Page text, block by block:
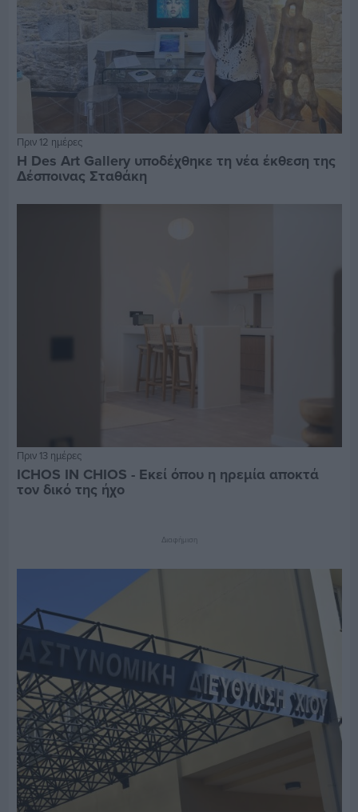
Πριν 12 ημέρες
Η Des Art Gallery υποδέχθηκε τη νέα έκθεση της
Δέσποινας Σταθάκη
Πριν 13 ημέρες
ICHOS IN CHIOS - Εκεί όπου η ηρεμία αποκτά
τον δικό της ήχο
Διαφήμιση